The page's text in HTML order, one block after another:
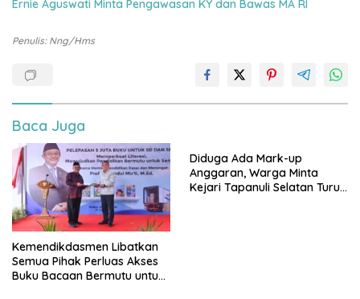
Ernie Aguswati Minta Pengawasan KY dan Bawas MA RI
Penulis: Nng/Hms
Baca Juga
Kemendikdasmen Libatkan
Semua Pihak Perluas Akses
Buku Bacaan Bermutu untuk
Diduga Ada Mark-up
Anggaran, Warga Minta
Kejari Tapanuli Selatan Turun